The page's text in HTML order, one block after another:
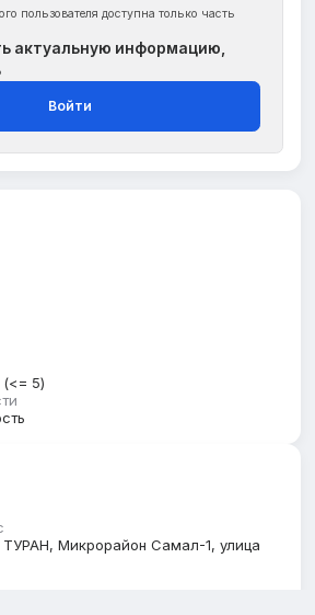
пользователя доступна только часть
актуальную информацию,
Войти
5)
Микрорайон Самал-1, улица